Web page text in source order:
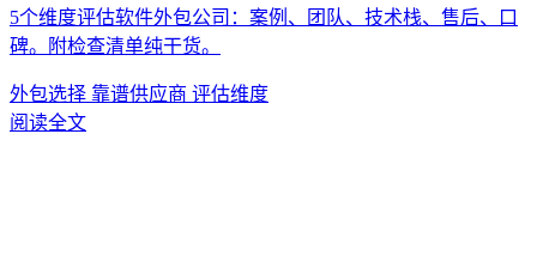
5个维度评估软件外包公司：案例、团队、技术栈、售后、口
碑。附检查清单纯干货。
外包选择 靠谱供应商 评估维度
阅读全文